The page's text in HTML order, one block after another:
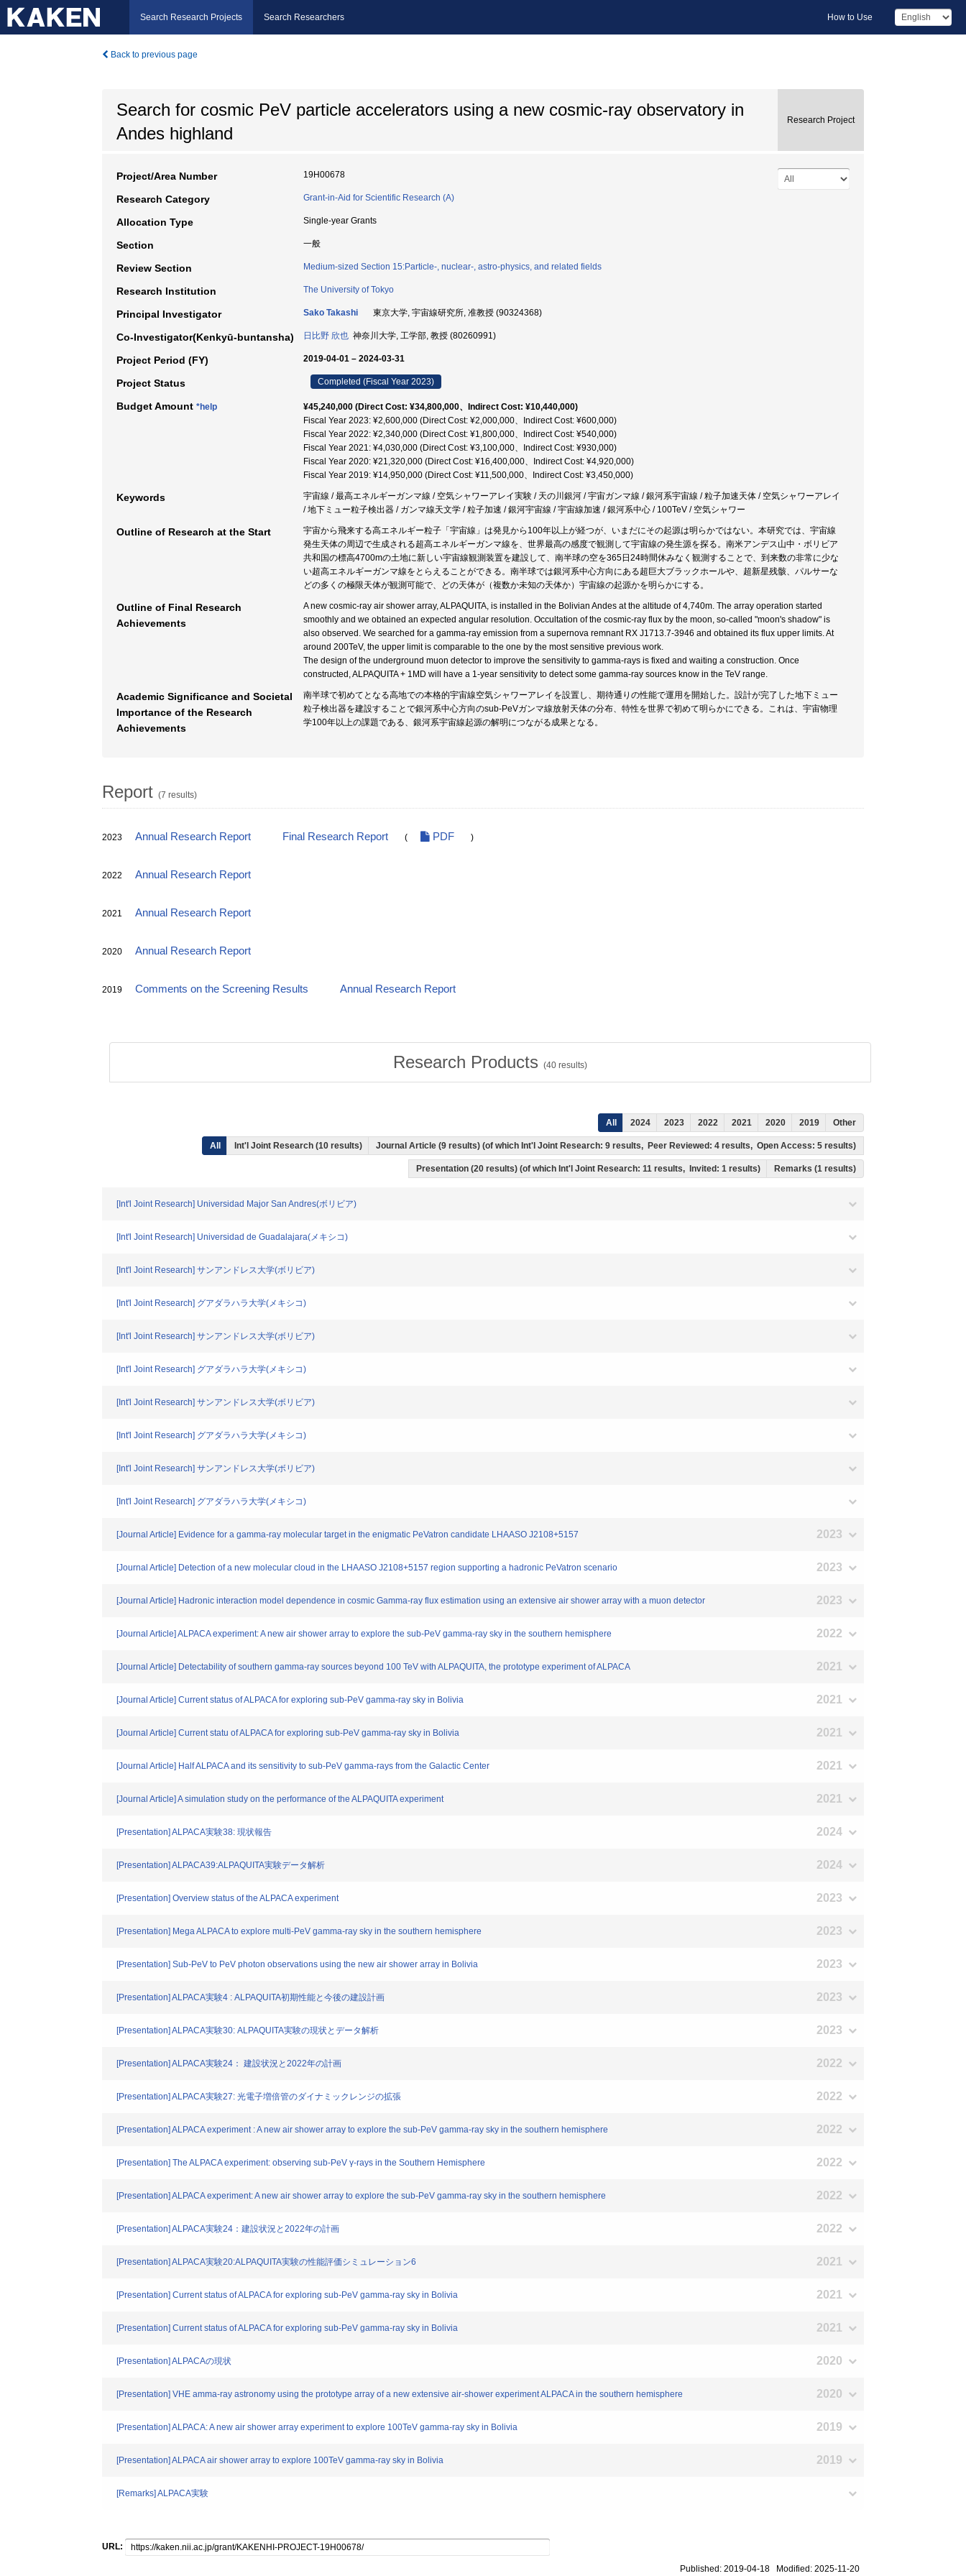
Search Research Projects Search Researchers How to Use
Back to previous page
Search for cosmic PeV particle accelerators using a new cosmic-ray observatory in
Andes highland
Research Project
Project/Area Number 19H00678
Research Category Grant-in-Aid for Scientific Research (A)
Allocation Type Single-year Grants
Section 一般
Review Section Medium-sized Section 15:Particle-, nuclear-, astro-physics, and related fields
Research Institution The University of Tokyo
Principal Investigator Sako Takashi 東京大学, 宇宙線研究所, 准教授 (90324368)
Co-Investigator(Kenkyū-buntansha) 日比野 欣也 神奈川大学, 工学部, 教授 (80260991)
Project Period (FY) 2019-04-01 – 2024-03-31
Project Status Completed (Fiscal Year 2023)
Budget Amount *help
¥45,240,000 (Direct Cost: ¥34,800,000、Indirect Cost: ¥10,440,000)
Fiscal Year 2023: ¥2,600,000 (Direct Cost: ¥2,000,000、Indirect Cost: ¥600,000)
Fiscal Year 2022: ¥2,340,000 (Direct Cost: ¥1,800,000、Indirect Cost: ¥540,000)
Fiscal Year 2021: ¥4,030,000 (Direct Cost: ¥3,100,000、Indirect Cost: ¥930,000)
Fiscal Year 2020: ¥21,320,000 (Direct Cost: ¥16,400,000、Indirect Cost: ¥4,920,000)
Fiscal Year 2019: ¥14,950,000 (Direct Cost: ¥11,500,000、Indirect Cost: ¥3,450,000)
Keywords
宇宙線 / 最高エネルギーガンマ線 / 空気シャワーアレイ実験 / 天の川銀河 / 宇宙ガンマ線 / 銀河系宇宙線 / 粒子加速天体 / 空気シャワーアレイ
/ 地下ミュー粒子検出器 / ガンマ線天文学 / 粒子加速 / 銀河宇宙線 / 宇宙線加速 / 銀河系中心 / 100TeV / 空気シャワー
Outline of Research at the Start
宇宙から飛来する高エネルギー粒子「宇宙線」は発見から100年以上が経つが、いまだにその起源は明らかではない。本研究では、宇宙線
発生天体の周辺で生成される超高エネルギーガンマ線を、世界最高の感度で観測して宇宙線の発生源を探る。南米アンデス山中・ボリビア
共和国の標高4700mの土地に新しい宇宙線観測装置を建設して、南半球の空を365日24時間休みなく観測することで、到来数の非常に少な
い超高エネルギーガンマ線をとらえることができる。南半球では銀河系中心方向にある超巨大ブラックホールや、超新星残骸、パルサーな
どの多くの極限天体が観測可能で、どの天体が（複数か未知の天体か）宇宙線の起源かを明らかにする。
Outline of Final Research
Achievements
A new cosmic-ray air shower array, ALPAQUITA, is installed in the Bolivian Andes at the altitude of 4,740m. The array operation started
smoothly and we obtained an expected angular resolution. Occultation of the cosmic-ray flux by the moon, so-called "moon's shadow" is
also observed. We searched for a gamma-ray emission from a supernova remnant RX J1713.7-3946 and obtained its flux upper limits. At
around 200TeV, the upper limit is comparable to the one by the most sensitive previous work.
The design of the underground muon detector to improve the sensitivity to gamma-rays is fixed and waiting a construction. Once
constructed, ALPAQUITA + 1MD will have a 1-year sensitivity to detect some gamma-ray sources know in the TeV range.
Academic Significance and Societal
Importance of the Research
Achievements
南半球で初めてとなる高地での本格的宇宙線空気シャワーアレイを設置し、期待通りの性能で運用を開始した。設計が完了した地下ミュー
粒子検出器を建設することで銀河系中心方向のsub-PeVガンマ線放射天体の分布、特性を世界で初めて明らかにできる。これは、宇宙物理
学100年以上の課題である、銀河系宇宙線起源の解明につながる成果となる。
Report (7 results)
2023 Annual Research Report Final Research Report ( PDF )
2022 Annual Research Report
2021 Annual Research Report
2020 Annual Research Report
2019 Comments on the Screening Results Annual Research Report
Research Products (40 results)
All 2024 2023 2022 2021 2020 2019 Other
All Int'l Joint Research (10 results) Journal Article (9 results) (of which Int'l Joint Research: 9 results, Peer Reviewed: 4 results, Open Access: 5 results)
Presentation (20 results) (of which Int'l Joint Research: 11 results, Invited: 1 results) Remarks (1 results)
[Int'l Joint Research] Universidad Major San Andres(ボリビア)
[Int'l Joint Research] Universidad de Guadalajara(メキシコ)
[Int'l Joint Research] サンアンドレス大学(ボリビア)
[Int'l Joint Research] グアダラハラ大学(メキシコ)
[Int'l Joint Research] サンアンドレス大学(ボリビア)
[Int'l Joint Research] グアダラハラ大学(メキシコ)
[Int'l Joint Research] サンアンドレス大学(ボリビア)
[Int'l Joint Research] グアダラハラ大学(メキシコ)
[Int'l Joint Research] サンアンドレス大学(ボリビア)
[Int'l Joint Research] グアダラハラ大学(メキシコ)
[Journal Article] Evidence for a gamma-ray molecular target in the enigmatic PeVatron candidate LHAASO J2108+5157 2023
[Journal Article] Detection of a new molecular cloud in the LHAASO J2108+5157 region supporting a hadronic PeVatron scenario 2023
[Journal Article] Hadronic interaction model dependence in cosmic Gamma-ray flux estimation using an extensive air shower array with a muon detector 2023
[Journal Article] ALPACA experiment: A new air shower array to explore the sub-PeV gamma-ray sky in the southern hemisphere 2022
[Journal Article] Detectability of southern gamma-ray sources beyond 100 TeV with ALPAQUITA, the prototype experiment of ALPACA 2021
[Journal Article] Current status of ALPACA for exploring sub-PeV gamma-ray sky in Bolivia 2021
[Journal Article] Current statu of ALPACA for exploring sub-PeV gamma-ray sky in Bolivia 2021
[Journal Article] Half ALPACA and its sensitivity to sub-PeV gamma-rays from the Galactic Center 2021
[Journal Article] A simulation study on the performance of the ALPAQUITA experiment 2021
[Presentation] ALPACA実験38: 現状報告 2024
[Presentation] ALPACA39:ALPAQUITA実験データ解析 2024
[Presentation] Overview status of the ALPACA experiment 2023
[Presentation] Mega ALPACA to explore multi-PeV gamma-ray sky in the southern hemisphere 2023
[Presentation] Sub-PeV to PeV photon observations using the new air shower array in Bolivia 2023
[Presentation] ALPACA実験4 : ALPAQUITA初期性能と今後の建設計画 2023
[Presentation] ALPACA実験30: ALPAQUITA実験の現状とデータ解析 2023
[Presentation] ALPACA実験24： 建設状況と2022年の計画 2022
[Presentation] ALPACA実験27: 光電子増倍管のダイナミックレンジの拡張 2022
[Presentation] ALPACA experiment : A new air shower array to explore the sub-PeV gamma-ray sky in the southern hemisphere 2022
[Presentation] The ALPACA experiment: observing sub-PeV γ-rays in the Southern Hemisphere 2022
[Presentation] ALPACA experiment: A new air shower array to explore the sub-PeV gamma-ray sky in the southern hemisphere 2022
[Presentation] ALPACA実験24：建設状況と2022年の計画 2022
[Presentation] ALPACA実験20:ALPAQUITA実験の性能評価シミュレーション6 2021
[Presentation] Current status of ALPACA for exploring sub-PeV gamma-ray sky in Bolivia 2021
[Presentation] Current status of ALPACA for exploring sub-PeV gamma-ray sky in Bolivia 2021
[Presentation] ALPACAの現状 2020
[Presentation] VHE amma-ray astronomy using the prototype array of a new extensive air-shower experiment ALPACA in the southern hemisphere 2020
[Presentation] ALPACA: A new air shower array experiment to explore 100TeV gamma-ray sky in Bolivia 2019
[Presentation] ALPACA air shower array to explore 100TeV gamma-ray sky in Bolivia 2019
[Remarks] ALPACA実験
URL:
Published: 2019-04-18 Modified: 2025-11-20